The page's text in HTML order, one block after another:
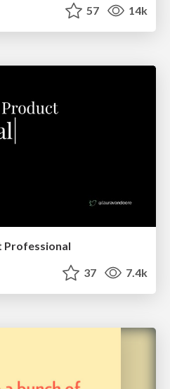
57 14k
Professional
37 7.4k